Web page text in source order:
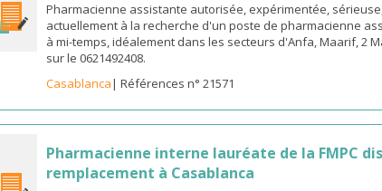
Pharmacienne assistante autorisée, expérimentée,
actuellement à la recherche d'un poste de pharmacienne
à mi-temps, idéalement dans les secteurs d'Anfa, Maarif, 2
sur le 0621492408.
Casablanca| Références n° 21571
Pharmacienne interne lauréate de la FMPC
remplacement à Casablanca